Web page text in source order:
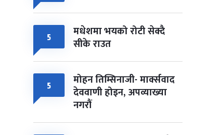
५ मधेशमा भयको रोटी सेक्दै
सीके राउत
५ मोहन तिम्सिनाजी- मार्क्सवाद
देववाणी होइन, अपव्याख्या
नगरौं